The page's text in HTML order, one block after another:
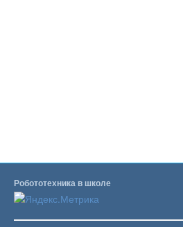
Робототехника в школе